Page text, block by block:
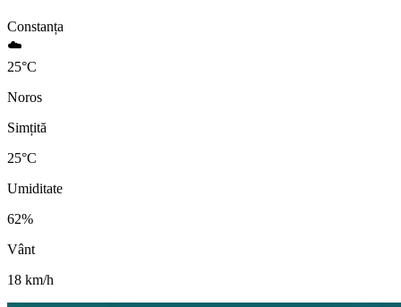
Constanța
☁️
25°C
Noros
Simțită
25°C
Umiditate
62%
Vânt
18 km/h